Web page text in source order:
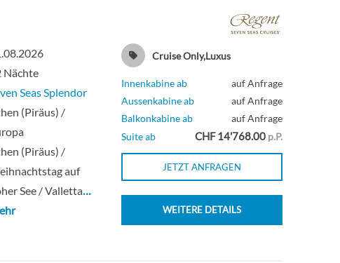
Nächte
Seas Splendor
(Piräus) /
(Piräus) /
auf
See / Valletta…
Cruise Only,Luxus
Innenkabine ab
auf Anfrage
Aussenkabine ab
auf Anfrage
Balkonkabine ab
auf Anfrage
Suite ab
CHF 14'768.00 p.P.
JETZT ANFRAGEN
WEITERE DETAILS